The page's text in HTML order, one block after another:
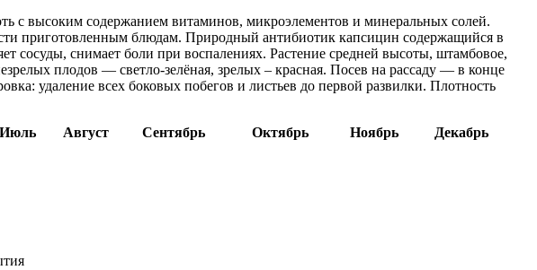
с высоким содержанием витаминов, микроэлементов и минеральных солей.
приготовленным блюдам. Природный антибиотик капсицин содержащийся в
сосуды, снимает боли при воспалениях. Растение средней высоты, штамбовое,
плодов — светло-зелёная, зрелых – красная. Посев на рассаду — в конце
удаление всех боковых побегов и листьев до первой развилки. Плотность
Июль Август Сентябрь Октябрь Ноябрь
Декабрь